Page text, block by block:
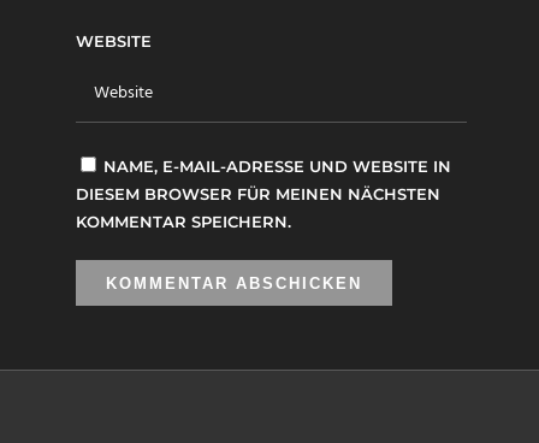
WEBSITE
NAME, E-MAIL-ADRESSE UND WEBSITE IN
DIESEM BROWSER FÜR MEINEN NÄCHSTEN
KOMMENTAR SPEICHERN.